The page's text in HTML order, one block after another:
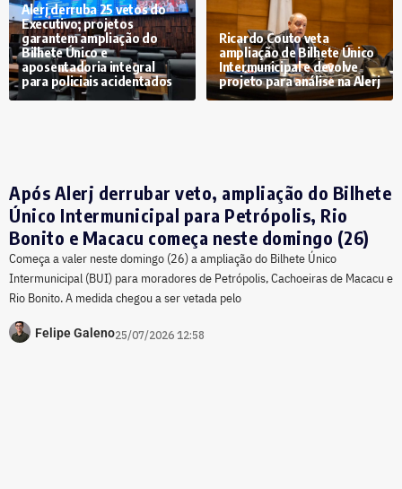
Alerj derruba 25 vetos do
Executivo; projetos
garantem ampliação do
Bilhete Único e
aposentadoria integral
para policiais acidentados
Ricardo Couto veta
ampliação de Bilhete Único
Intermunicipal e devolve
projeto para análise na Alerj
Após Alerj derrubar veto, ampliação do Bilhete
Único Intermunicipal para Petrópolis, Rio
Bonito e Macacu começa neste domingo (26)
Começa a valer neste domingo (26) a ampliação do Bilhete Único
Intermunicipal (BUI) para moradores de Petrópolis, Cachoeiras de Macacu e
Rio Bonito. A medida chegou a ser vetada pelo
Felipe Galeno25/07/2026 12:58